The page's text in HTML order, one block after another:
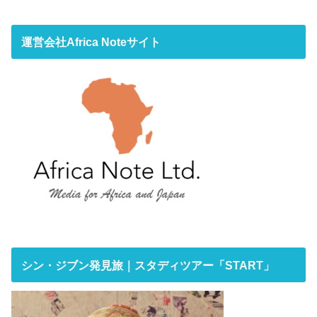
運営会社Africa Noteサイト
シン・ジブン発見旅｜スタディツアー「START」